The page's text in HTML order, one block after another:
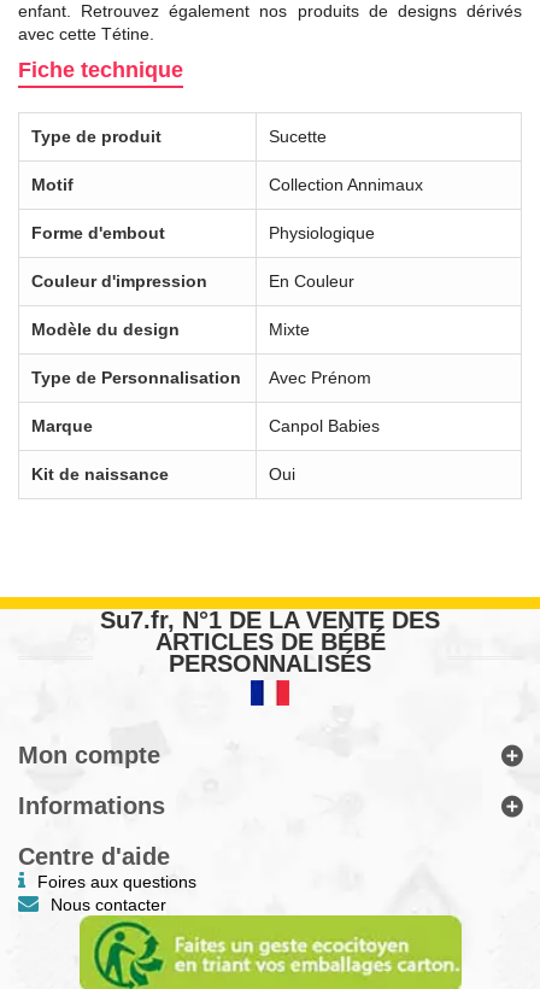
enfant. Retrouvez également nos produits de designs dérivés
avec cette Tétine.
Fiche technique
Type de produit Sucette
Motif Collection Annimaux
Forme d'embout Physiologique
Couleur d'impression En Couleur
Modèle du design Mixte
Type de Personnalisation Avec Prénom
Marque Canpol Babies
Kit de naissance Oui
Su7.fr, N°1 DE LA VENTE DES
ARTICLES DE BÉBÉ
PERSONNALISÉS
Mon compte
Informations
Centre d'aide
Foires aux questions
Nous contacter